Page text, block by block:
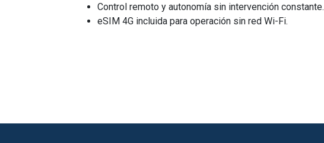
Control remoto y autonomía sin intervención constante.
eSIM 4G incluida para operación sin red Wi-Fi.